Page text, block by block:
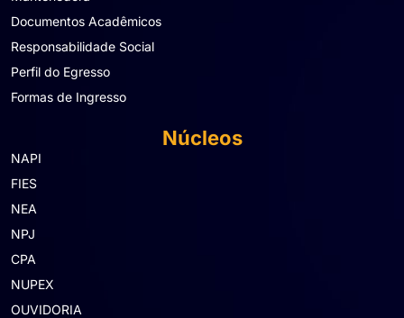
Documentos Acadêmicos
Responsabilidade Social
Perfil do Egresso
Formas de Ingresso
Núcleos
NAPI
FIES
NEA
NPJ
CPA
NUPEX
OUVIDORIA